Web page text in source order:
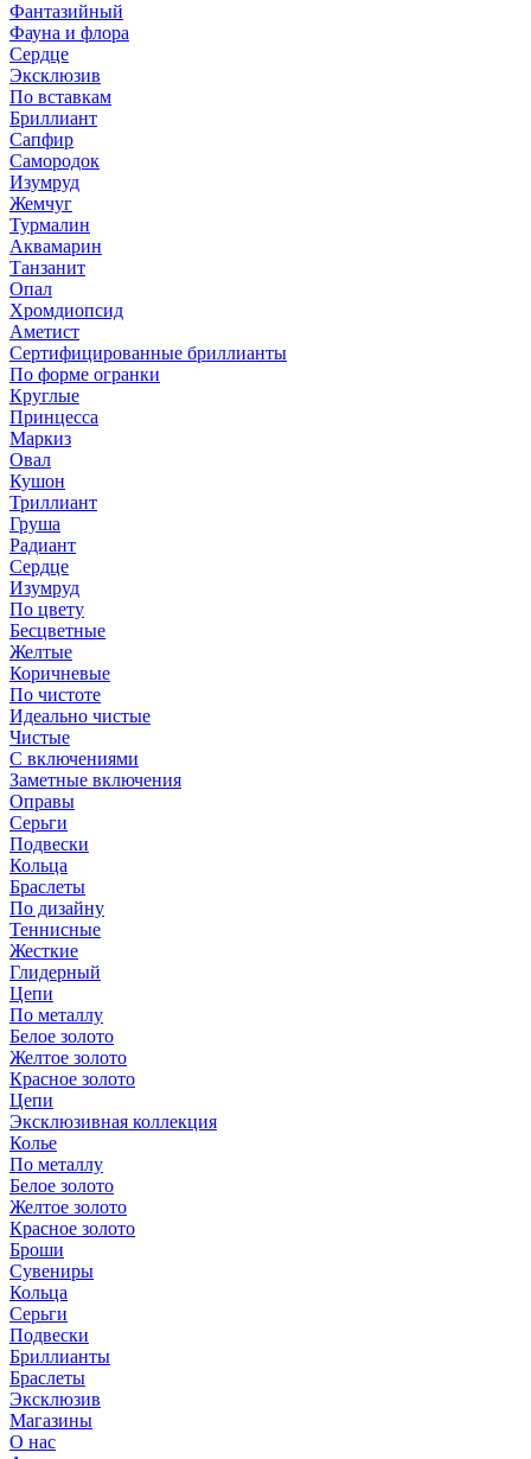
Фантазийный
Фауна и флора
Сердце
Эксклюзив
По вставкам
Бриллиант
Сапфир
Самородок
Изумруд
Жемчуг
Турмалин
Аквамарин
Танзанит
Опал
Хромдиопсид
Аметист
Сертифицированные бриллианты
По форме огранки
Круглые
Принцесса
Маркиз
Овал
Кушон
Триллиант
Груша
Радиант
Сердце
Изумруд
По цвету
Бесцветные
Желтые
Коричневые
По чистоте
Идеально чистые
Чистые
С включениями
Заметные включения
Оправы
Серьги
Подвески
Кольца
Браслеты
По дизайну
Теннисные
Жесткие
Глидерный
Цепи
По металлу
Белое золото
Желтое золото
Красное золото
Цепи
Эксклюзивная коллекция
Колье
По металлу
Белое золото
Желтое золото
Красное золото
Броши
Сувениры
Кольца
Серьги
Подвески
Бриллианты
Браслеты
Эксклюзив
Магазины
О нас